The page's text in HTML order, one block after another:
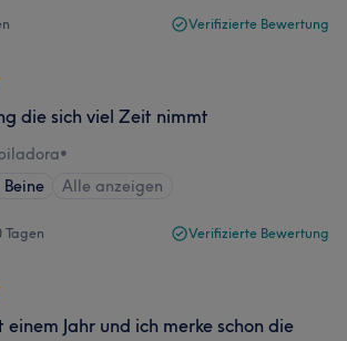
Verifizierte Bewertung
die sich viel Zeit nimmt
•
Alle anzeigen
Tagen Verifizierte Bewertung
einem Jahr und ich merke schon die